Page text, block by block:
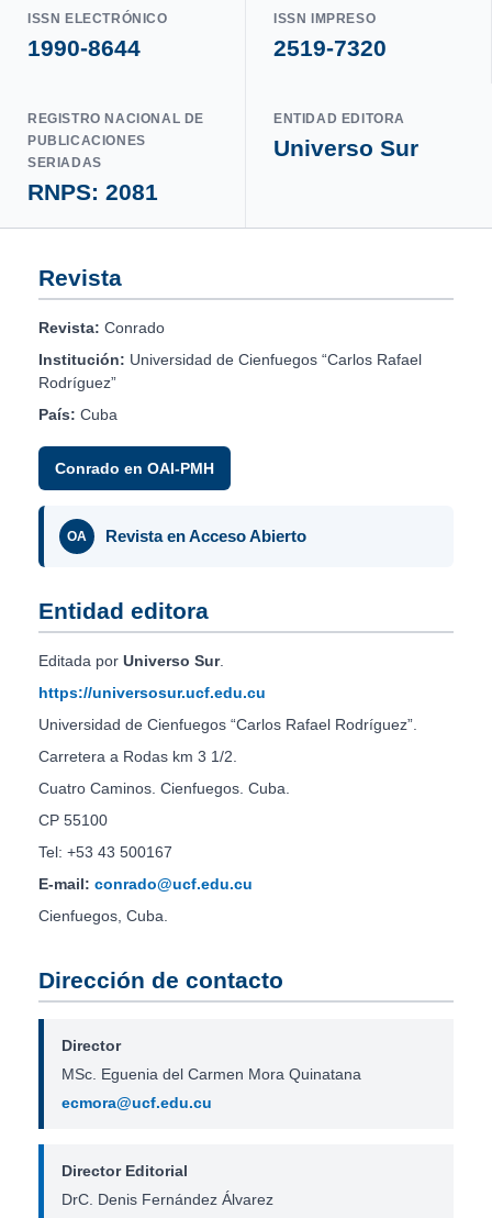
ISSN ELECTRÓNICO
1990-8644
ISSN IMPRESO
2519-7320
REGISTRO NACIONAL DE
PUBLICACIONES
SERIADAS
RNPS: 2081
ENTIDAD EDITORA
Universo Sur
Revista
Revista: Conrado
Institución: Universidad de Cienfuegos “Carlos Rafael
Rodríguez”
País: Cuba
Conrado en OAI-PMH
OA Revista en Acceso Abierto
Entidad editora
Editada por Universo Sur.
https://universosur.ucf.edu.cu
Universidad de Cienfuegos “Carlos Rafael Rodríguez”.
Carretera a Rodas km 3 1/2.
Cuatro Caminos. Cienfuegos. Cuba.
CP 55100
Tel: +53 43 500167
E-mail: conrado@ucf.edu.cu
Cienfuegos, Cuba.
Dirección de contacto
Director
MSc. Eguenia del Carmen Mora Quinatana
ecmora@ucf.edu.cu
Director Editorial
DrC. Denis Fernández Álvarez